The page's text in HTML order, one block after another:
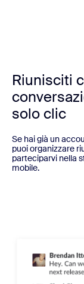
Riunisciti
solo clic
Se hai già un
puoi organizzare
parteciparvi nella
mobile.